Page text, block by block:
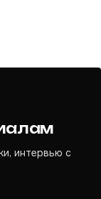
интервью с